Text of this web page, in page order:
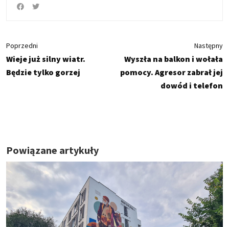
Poprzedni
Wieje już silny wiatr.
Będzie tylko gorzej
Następny
Wyszła na balkon i wołała
pomocy. Agresor zabrał jej
dowód i telefon
Powiązane artykuły